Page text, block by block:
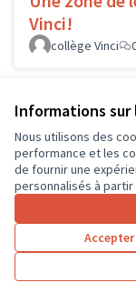
Informations sur
Nous utilisons des
performance et les
de fournir une
personnalisés à partir
Vinci!
collège Vinci